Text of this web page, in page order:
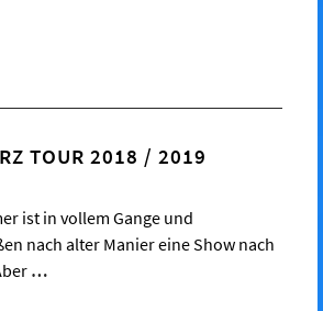
TOUR 2018 / 2019
ist in vollem Gange und
nach alter Manier eine Show nach
…